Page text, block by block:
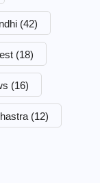
(42)
(18)
(16)
(12)